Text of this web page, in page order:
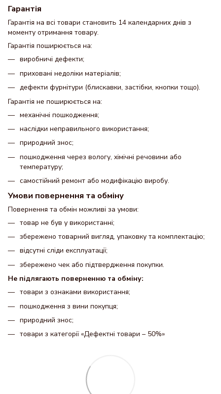
Гарантія
Гарантія на всі товари становить 14 календарних днів з
моменту отримання товару.
Гарантія поширюється на:
виробничі дефекти;
приховані недоліки матеріалів;
дефекти фурнітури (блискавки, застібки, кнопки тощо).
Гарантія не поширюється на:
механічні пошкодження;
наслідки неправильного використання;
природний знос;
пошкодження через вологу, хімічні речовини або
температуру;
самостійний ремонт або модифікацію виробу.
Умови повернення та обміну
Повернення та обмін можливі за умови:
товар не був у використанні;
збережено товарний вигляд, упаковку та комплектацію;
відсутні сліди експлуатації;
збережено чек або підтвердження покупки.
Не підлягають поверненню та обміну:
товари з ознаками використання;
пошкодження з вини покупця;
природний знос;
товари з категорії «Дефектні товари – 50%»